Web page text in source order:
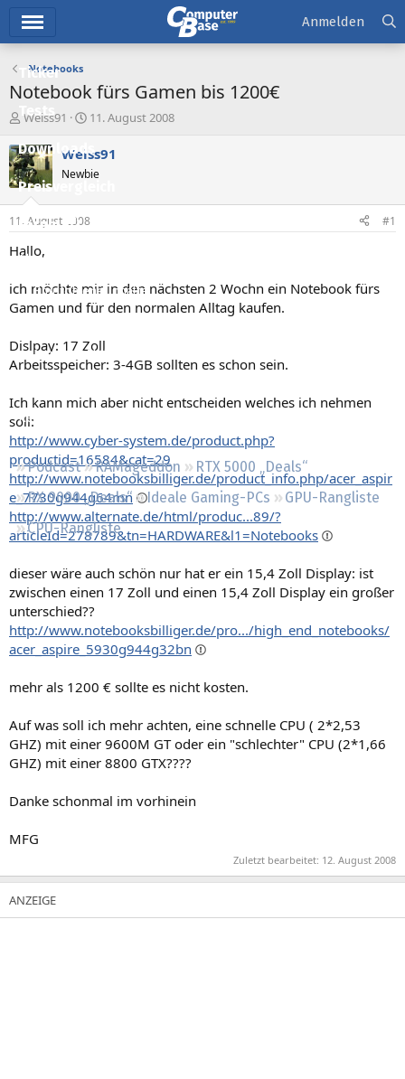
Ticker
Tests
Downloads
Preisvergleich
Forum
Aktuelles
Empfohlene Inhalte
Neueste Aktivitäten
Regeln
Podcast RAMageddon
RTX 5000 „Deals“
RX 9000 „Deals“
Ideale Gaming-PCs
GPU-Rangliste
CPU-Rangliste
Anmelden
Notebooks
Notebook fürs Gamen bis 1200€
E
s
t
e
e
r
Weiss91
E
s
t
e
l
t
11. August 2008
Weiss91
Newbie
11. August 2008 #1
Hallo,
ich möchte mir in den nächsten 2 Wochn ein Notebook fürs
Gamen und für den normalen Alltag kaufen.
Dislpay: 17 Zoll
Arbeitsspeicher: 3-4GB sollten es schon sein.
Ich kann mich aber nicht entscheiden welches ich nehmen
soll:
http://www.cyber-system.de/product.php?
productid=16584&cat=29
http://www.notebooksbilliger.de/product_info.php/acer_aspir
e_7730g944g64mn
http://www.alternate.de/html/produc...89/?
articleId=278789&tn=HARDWARE&l1=Notebooks
dieser wäre auch schön nur hat er ein 15,4 Zoll Display: ist
zwischen einen 17 Zoll und einen 15,4 Zoll Display ein großer
unterschied??
http://www.notebooksbilliger.de/pro.../high_end_notebooks/
acer_aspire_5930g944g32bn
mehr als 1200 € sollte es nicht kosten.
Auf was soll ich mehr achten, eine schnelle CPU ( 2*2,53
GHZ) mit einer 9600M GT oder ein "schlechter" CPU (2*1,66
GHZ) mit einer 8800 GTX????
Danke schonmal im vorhinein
MFG
Zuletzt bearbeitet: 12. August 2008